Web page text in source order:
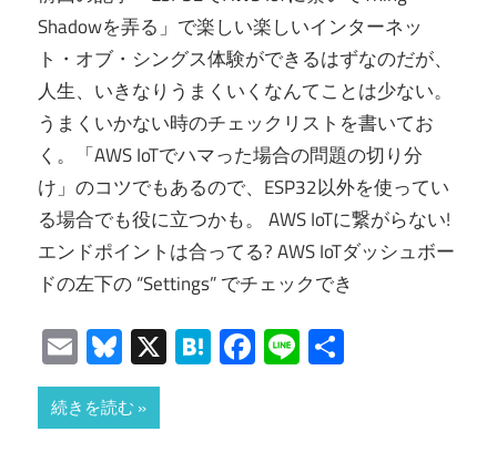
Shadowを弄る」で楽しい楽しいインターネッ
ト・オブ・シングス体験ができるはずなのだが、
人生、いきなりうまくいくなんてことは少ない。
うまくいかない時のチェックリストを書いてお
く。「AWS IoTでハマった場合の問題の切り分
け」のコツでもあるので、ESP32以外を使ってい
る場合でも役に立つかも。 AWS IoTに繋がらない!
エンドポイントは合ってる? AWS IoTダッシュボー
ドの左下の “Settings” でチェックでき
EmailBluesky
X Hatena
Facebook
Line
続きを読む